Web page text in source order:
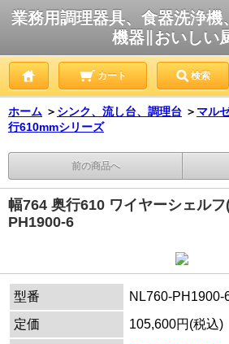
業務用調理器具、食器洗浄機
機器∥おいしい
カート 検索
ホーム ＞ シンク、流し台、調理台 ＞ マル
行610mmシリーズ
前の商品へ
幅764 奥行610 ワイヤーシェル
PH1900-6
型番
NL760-PH1900-
定価
105,600円(税込)